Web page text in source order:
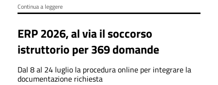
Continua a leggere
ERP 2026, al via il soccorso
istruttorio per 369 domande
Dal 8 al 24 luglio la procedura online per integrare la
documentazione richiesta